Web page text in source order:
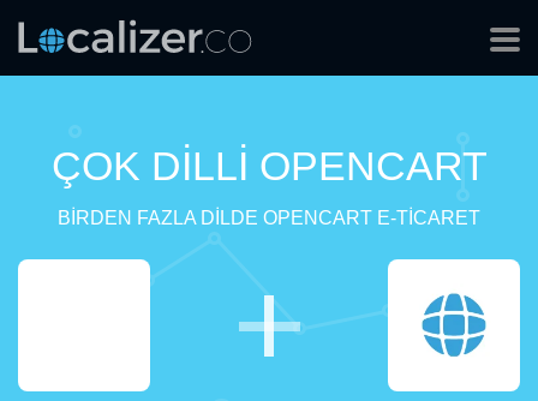
ÇOK DILLI OPENCART
BIRDEN FAZLA DILDE OPENCART E-TICARET